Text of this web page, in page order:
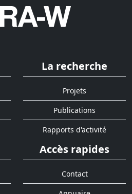
La recherche
Projets
Publications
Rapports d'activité
Accès rapides
Contact